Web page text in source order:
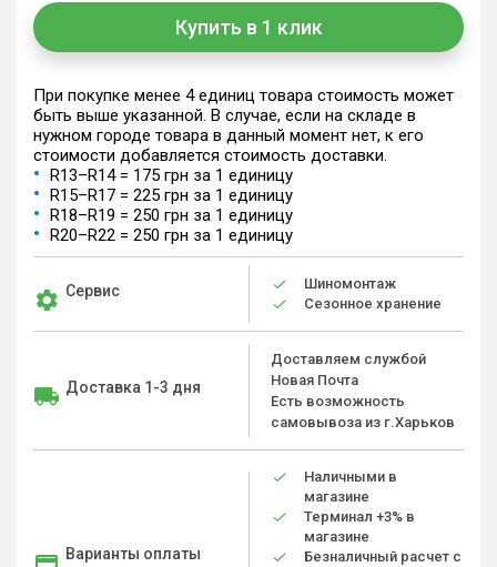
Купить в 1 клик
При покупке менее 4 единиц товара стоимость может
быть выше указанной. В случае, если на складе в
нужном городе товара в данный момент нет, к его
стоимости добавляется стоимость доставки.
R13–R14 = 175 грн за 1 единицу
R15–R17 = 225 грн за 1 единицу
R18–R19 = 250 грн за 1 единицу
R20–R22 = 250 грн за 1 единицу
Сервис
Шиномонтаж
Сезонное хранение
Доставка 1-3 дня
Доставляем службой
Новая Почта
Есть возможность
самовывоза из г.Харьков
Варианты оплаты
Наличными в
магазине
Терминал +3% в
магазине
Безналичный расчет с